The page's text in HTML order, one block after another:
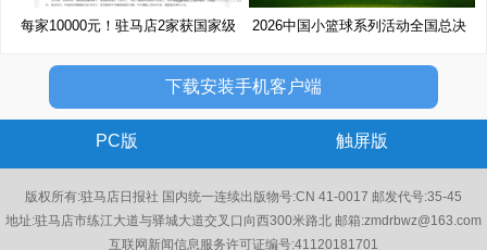
每家10000元！驻马店2家获国家级
2026中国小篮球系列活动全国总决
下载安装手机客户端
PC版 触屏版
版权所有:驻马店日报社 国内统一连续出版物号:CN 41-0017 邮发代号:35-45
地址:驻马店市练江大道与驿城大道交叉口向西300米路北 邮箱:zmdrbwz@163.com
互联网新闻信息服务许可证编号:41120181701